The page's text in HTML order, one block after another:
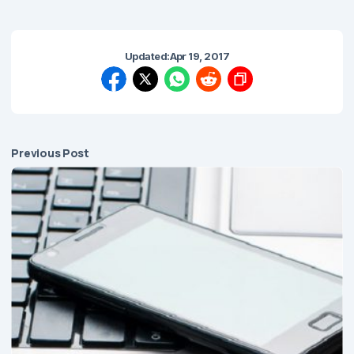
Updated:Apr 19, 2017
Previous Post